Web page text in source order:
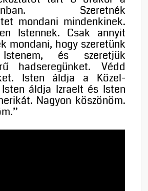
Szeretnék
mondani mindenkinek.
Istennek. Csak annyit
mondani, hogy szeretünk
és szeretjük
hadseregünket. Védd
Isten áldja a Közel-
áldja Izraelt és Isten
Nagyon köszönöm.